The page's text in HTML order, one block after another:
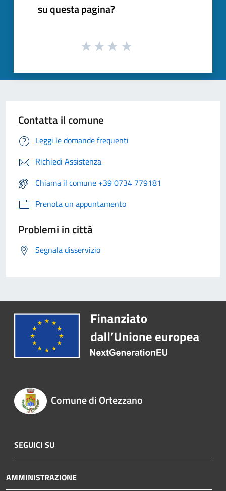
su questa pagina?
Contatta il comune
Leggi le domande frequenti
Richiedi Assistenza
Chiama il comune +39 0734 779181
Prenota un appuntamento
Problemi in città
Segnala disservizio
Comune di Ortezzano
SEGUICI SU
AMMINISTRAZIONE